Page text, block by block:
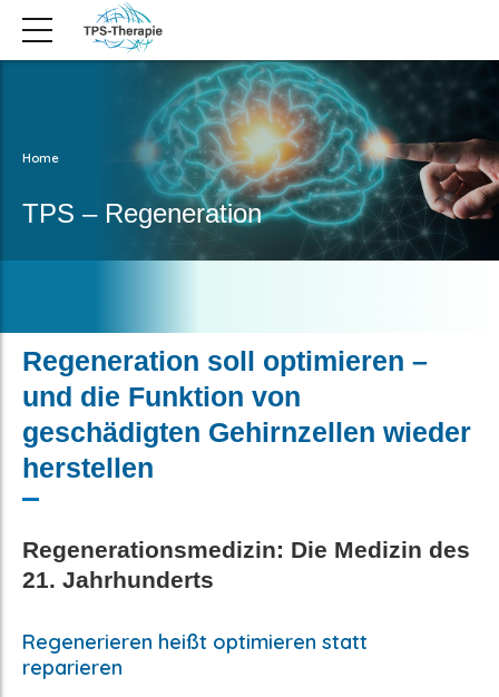
Home
TPS – Regeneration
Regeneration soll optimieren –
und die Funktion von
geschädigten Gehirnzellen wieder
herstellen
Regenerationsmedizin: Die Medizin des
21. Jahrhunderts
Regenerieren heißt optimieren statt
reparieren